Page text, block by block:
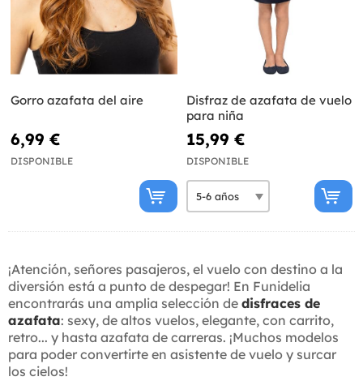
Gorro azafata del aire
6,99 €
DISPONIBLE
Disfraz de azafata de vuelo
para niña
15,99 €
DISPONIBLE
¡Atención, señores pasajeros, el vuelo con destino a la
diversión está a punto de despegar! En Funidelia
encontrarás una amplia selección de disfraces de
azafata: sexy, de altos vuelos, elegante, con carrito,
retro... y hasta azafata de carreras. ¡Muchos modelos
para poder convertirte en asistente de vuelo y surcar
los cielos!